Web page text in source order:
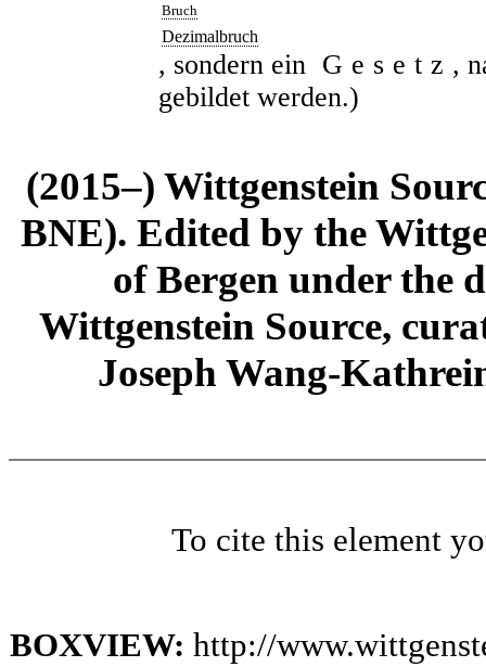
Bruch
Dezimalbruch
, sondern ein Gesetz ,
gebildet werden.)
(2015–) Wittgenstein
BNE). Edited by the
of Bergen under the
Wittgenstein Source,
Joseph Wang-
To cite this element
BOXVIEW: http://